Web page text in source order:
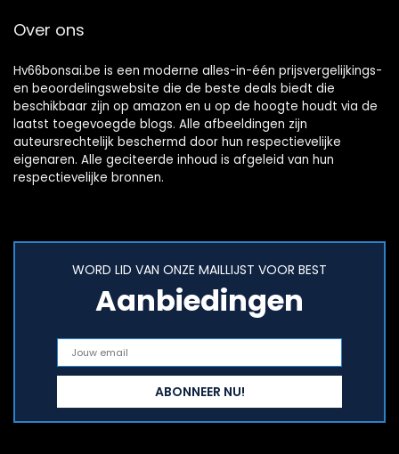
Over ons
Hv66bonsai.be is een moderne alles-in-één prijsvergelijkings-
en beoordelingswebsite die de beste deals biedt die
beschikbaar zijn op amazon en u op de hoogte houdt via de
laatst toegevoegde blogs. Alle afbeeldingen zijn
auteursrechtelijk beschermd door hun respectievelijke
eigenaren. Alle geciteerde inhoud is afgeleid van hun
respectievelijke bronnen.
WORD LID VAN ONZE MAILLIJST VOOR BEST
Aanbiedingen